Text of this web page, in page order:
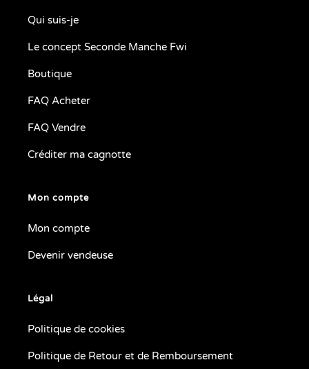
Qui suis-je
Le concept Seconde Manche Fwi
Boutique
FAQ Acheter
FAQ Vendre
Créditer ma cagnotte
Mon compte
Mon compte
Devenir vendeuse
Légal
Politique de cookies
Politique de Retour et de Remboursement